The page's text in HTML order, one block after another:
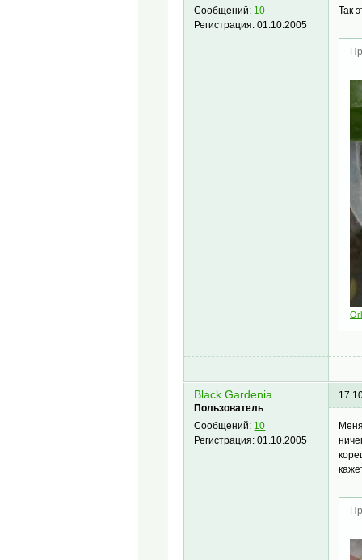
Сообщений: 10
Регистрация:01.10.2005
Так
Black Gardenia
Пользователь
Сообщений: 10
Регистрация:01.10.2005